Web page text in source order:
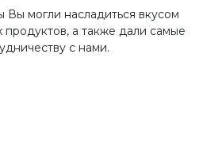
могли насладиться вкусом
продуктов, а также дали самые
с нами.